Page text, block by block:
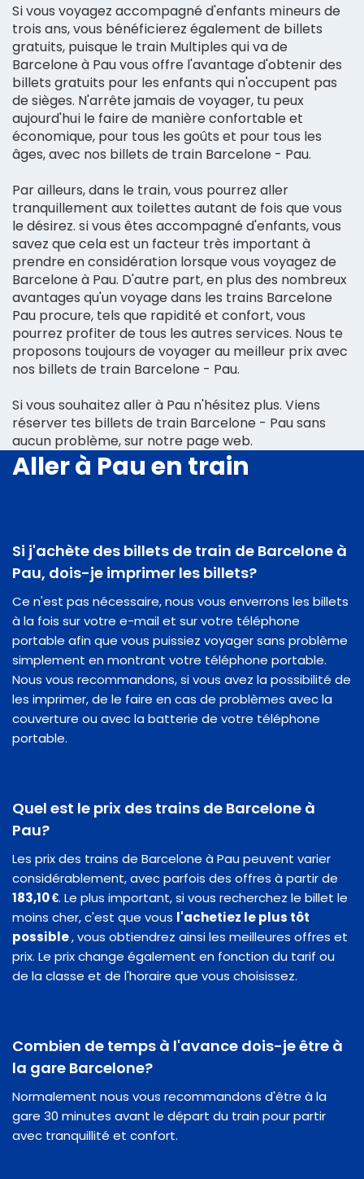
Si vous voyagez accompagné d'enfants mineurs de
trois ans, vous bénéficierez également de billets
gratuits, puisque le train Multiples qui va de
Barcelone à Pau vous offre l'avantage d'obtenir des
billets gratuits pour les enfants qui n'occupent pas
de sièges. N'arrête jamais de voyager, tu peux
aujourd'hui le faire de manière confortable et
économique, pour tous les goûts et pour tous les
âges, avec nos billets de train Barcelone - Pau.
Par ailleurs, dans le train, vous pourrez aller
tranquillement aux toilettes autant de fois que vous
le désirez. si vous êtes accompagné d'enfants, vous
savez que cela est un facteur très important à
prendre en considération lorsque vous voyagez de
Barcelone à Pau. D'autre part, en plus des nombreux
avantages qu'un voyage dans les trains Barcelone
Pau procure, tels que rapidité et confort, vous
pourrez profiter de tous les autres services. Nous te
proposons toujours de voyager au meilleur prix avec
nos billets de train Barcelone - Pau.
Si vous souhaitez aller à Pau n'hésitez plus. Viens
réserver tes billets de train Barcelone - Pau sans
aucun problème, sur notre page web.
Aller à Pau en train
Si j'achète des billets de train de Barcelone à
Pau, dois-je imprimer les billets?
Ce n'est pas nécessaire, nous vous enverrons les billets
à la fois sur votre e-mail et sur votre téléphone
portable afin que vous puissiez voyager sans problème
simplement en montrant votre téléphone portable.
Nous vous recommandons, si vous avez la possibilité de
les imprimer, de le faire en cas de problèmes avec la
couverture ou avec la batterie de votre téléphone
portable.
Quel est le prix des trains de Barcelone à
Pau?
Les prix des trains de Barcelone à Pau peuvent varier
considérablement, avec parfois des offres à partir de
183,10 €. Le plus important, si vous recherchez le billet le
moins cher, c'est que vous l'achetiez le plus tôt
possible, vous obtiendrez ainsi les meilleures offres et
prix. Le prix change également en fonction du tarif ou
de la classe et de l'horaire que vous choisissez.
Combien de temps à l'avance dois-je être à
la gare Barcelone?
Normalement nous vous recommandons d'être à la
gare 30 minutes avant le départ du train pour partir
avec tranquillité et confort.